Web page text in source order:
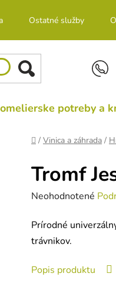
Ostatné služby
potreby a
Domov
/ Vinica a záhrada /
Tromf
Priemerné
produktu
je
z
Neohodnotené
Prírodné
trávnikov.
Popis produktu